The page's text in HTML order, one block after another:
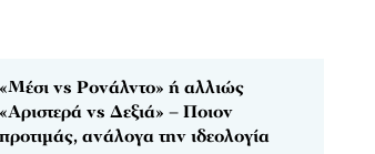
«Μέσι vs Ρονάλντο» ή αλλιώς
«Αριστερά vs Δεξιά» – Ποιον
προτιμάς, ανάλογα την ιδεολογία